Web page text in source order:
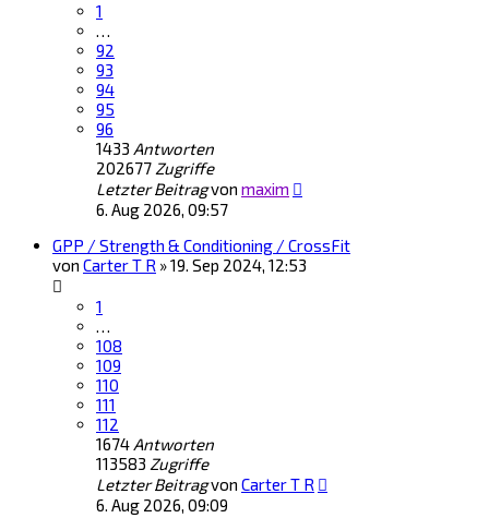
1
…
92
93
94
95
96
1433 Antworten
202677 Zugriffe
Letzter Beitragvon maxim
6. Aug 2026, 09:57
GPP / Strength & Conditioning / CrossFit
von Carter T R »19. Sep 2024, 12:53
1
…
108
109
110
111
112
1674 Antworten
113583 Zugriffe
Letzter Beitragvon Carter T R
6. Aug 2026, 09:09